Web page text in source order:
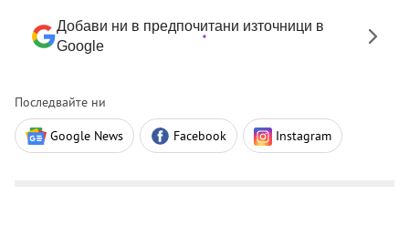
Добави ни в предпочитани източници в
Google
Последвайте ни
Google News Facebook Instagram